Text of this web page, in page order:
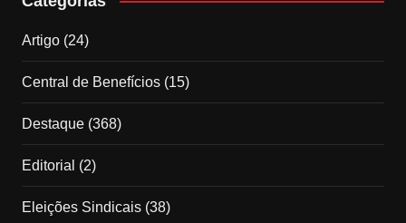
Artigo(24)
Central de Benefícios(15)
Destaque(368)
Editorial (2)
Eleições Sindicais(38)